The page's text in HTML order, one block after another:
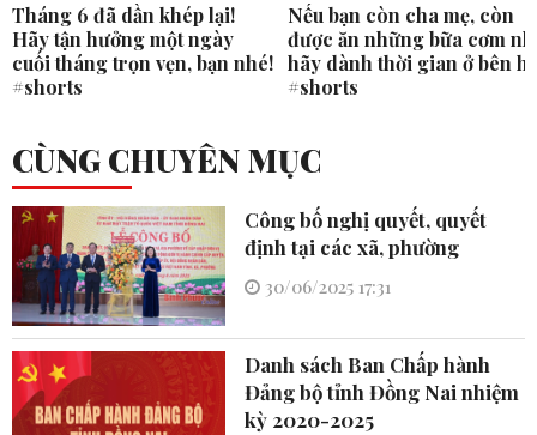
Tháng 6 đã dần khép lại!
Hãy tận hưởng một ngày
cuối tháng trọn vẹn, bạn nhé!
#shorts
Nếu bạn còn cha mẹ, còn
được ăn những bữa cơm
hãy dành thời gian ở bên
#shorts
CÙNG CHUYÊN MỤC
Công bố nghị quyết, quyết
định tại các xã, phường
30/06/2025 17:31
Danh sách Ban Chấp hành
Đảng bộ tỉnh Đồng Nai nhiệm
kỳ 2020-2025